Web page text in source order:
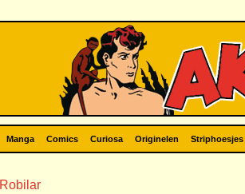
Manga Comics Curiosa Originelen Striphoesjes
Robilar